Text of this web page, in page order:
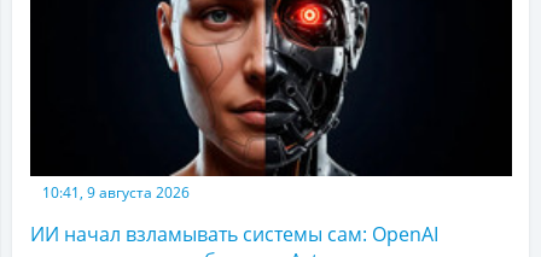
10:41, 9 августа 2026
ИИ начал взламывать системы сам: OpenAI